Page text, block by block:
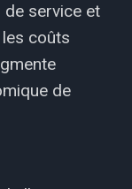
service et
les coûts
de